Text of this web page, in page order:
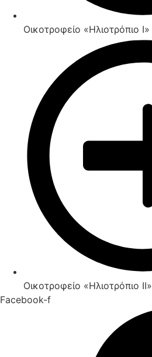
Οικοτροφείο «Ηλιοτρόπιο Ι»
Οικοτροφείο «Ηλιοτρόπιο IΙ»
Facebook-f